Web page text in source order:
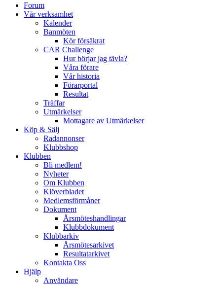
Forum
Vår verksamhet
Kalender
Banmöten
Kör försäkrat
CAR Challenge
Hur börjar jag tävla?
Våra förare
Vår historia
Förarportal
Resultat
Träffar
Utmärkelser
Mottagare av Utmärkelser
Köp & Sälj
Radannonser
Klubbshop
Klubben
Bli medlem!
Nyheter
Om Klubben
Klöverbladet
Medlemsförmåner
Dokument
Årsmöteshandlingar
Klubbdokument
Klubbarkiv
Årsmötesarkivet
Resultatarkivet
Kontakta Oss
Hjälp
Användare